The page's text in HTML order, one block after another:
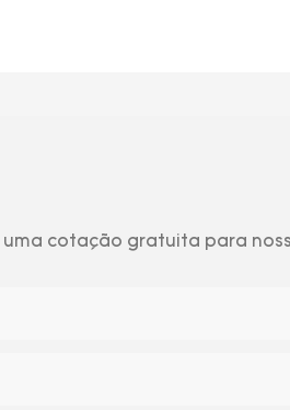
cotação gratuita para